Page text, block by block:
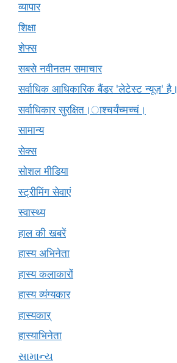
व्यापार
शिक्षा
शेफ्स
सबसे नवीनतम समाचार
सर्वाधिक आधिकारिक बैंडर 'लेटेस्ट न्यूज़' है।
सर्वाधिकार सुरक्षित।ाश्चर्यंच्मच्चं।
सामान्य
सेक्स
सोशल मीडिया
स्ट्रीमिंग सेवाएं
स्वास्थ्य
हाल की खबरें
हास्य अभिनेता
हास्य कलाकारों
हास्य व्यंग्यकार
हास्यकार्
हास्याभिनेता
સામાન્ય